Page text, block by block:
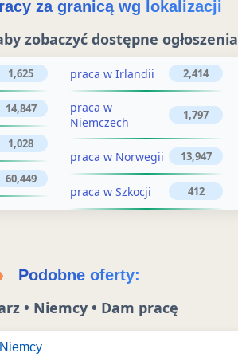
za granicą wg lokalizacji
zobaczyć dostępne ogłoszenia
1,625
14,847
1,028
60,449
praca w Irlandii 2,414
praca w
Niemczech
1,797
praca w Norwegii 13,947
praca w Szkocji 412
Podobne oferty:
• Niemcy • Dam pracę